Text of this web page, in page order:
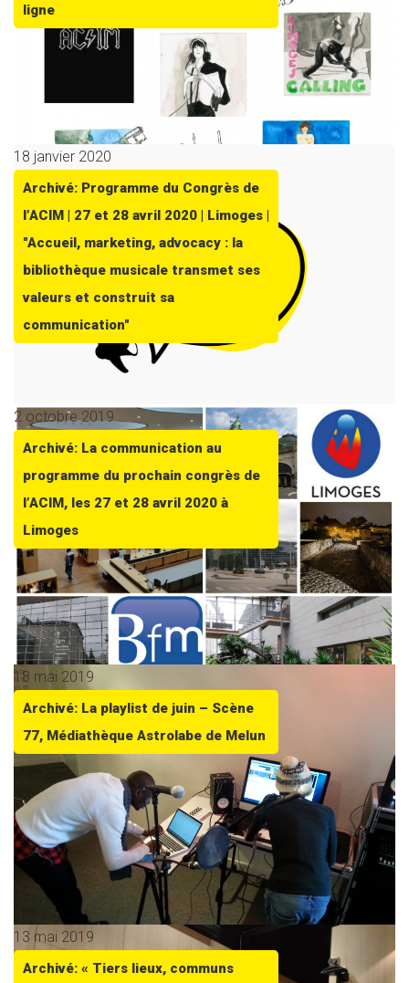
ligne
18 janvier 2020
Archivé: Programme du Congrès de
l’ACIM | 27 et 28 avril 2020 | Limoges |
"Accueil, marketing, advocacy : la
bibliothèque musicale transmet ses
valeurs et construit sa
communication"
2 octobre 2019
Archivé: La communication au
programme du prochain congrès de
l’ACIM, les 27 et 28 avril 2020 à
Limoges
18 mai 2019
Archivé: La playlist de juin – Scène
77, Médiathèque Astrolabe de Melun
13 mai 2019
Archivé: « Tiers lieux, communs